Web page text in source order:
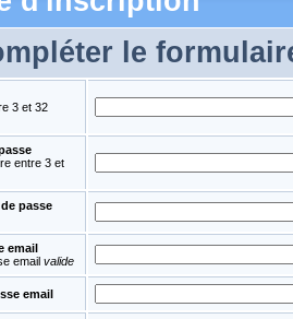
le
3 et 32
entre 3 et
passe
email
email valide
email